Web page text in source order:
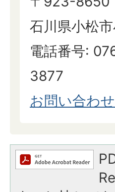
石川県小松
電話番号:
3877
お問い合わ